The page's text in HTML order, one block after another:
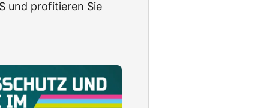
und profitieren Sie